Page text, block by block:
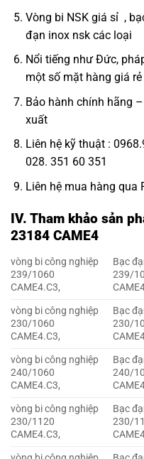
Vòng bi NSK giá sỉ,
đạn inox nskcác loại
Nổi tiếng như Đức,
một số mặt hàng giá
Bảo hành chính hãng
xuất
Liên hệ kỹ thuật :
028. 351 60 351
Liên hệ mua hàng qua
IV. Tham khảo sản
23184 CAME4
vòng bi công nghiệp
239/1060
CAME4.C3,
Bạc
239/
vòng bi công nghiệp
230/1060
CAME4.C3,
Bạc
230/
vòng bi công nghiệp
240/1060
CAME4.C3,
Bạc
240/
vòng bi công nghiệp
230/1120
CAME4.C3,
Bạc
230/